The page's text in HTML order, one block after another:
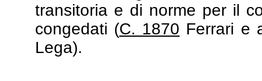
transitoria e di norme per il
congedati (C. 1870 Ferrari e
Lega).